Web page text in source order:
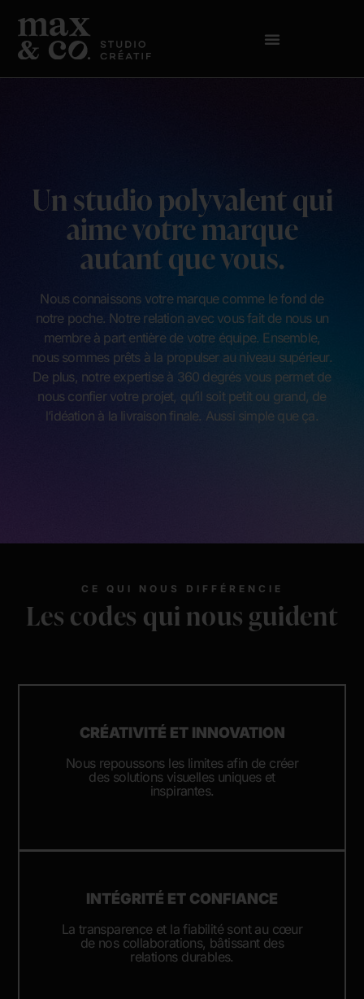
Un studio polyvalent qui
aime votre marque
autant que vous.
Nous connaissons votre marque comme le fond de
notre poche. Notre relation avec vous fait de nous un
membre à part entière de votre équipe. Ensemble,
nous sommes prêts à la propulser au niveau supérieur.
De plus, notre expertise à 360 degrés vous permet de
nous confier votre projet, qu’il soit petit ou grand, de
l’idéation à la livraison finale. Aussi simple que ça.
CE QUI NOUS DIFFÉRENCIE
Les codes qui nous guident
CRÉATIVITÉ ET INNOVATION
Nous repoussons les limites afin de créer
des solutions visuelles uniques et
inspirantes.
INTÉGRITÉ ET CONFIANCE
La transparence et la fiabilité sont au cœur
de nos collaborations, bâtissant des
relations durables.